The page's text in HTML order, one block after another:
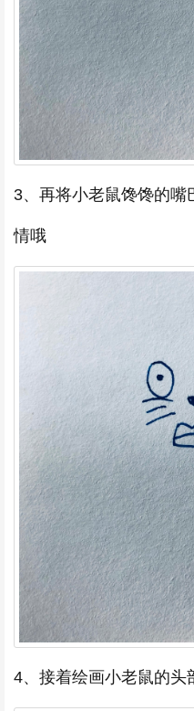
3、再将小老鼠馋馋的嘴
情哦
4、接着绘画小老鼠的头